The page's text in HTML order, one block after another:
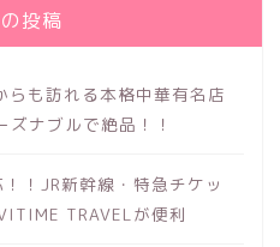
投稿
らも訪れる本格中華有名店
ナブルで絶品！！
！JR新幹線・特急チケッ
TRAVELが便利